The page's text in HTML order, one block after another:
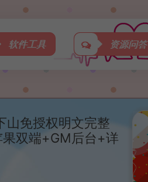
软件工具 资源问
山免授权明文完整
双端+GM后台+详